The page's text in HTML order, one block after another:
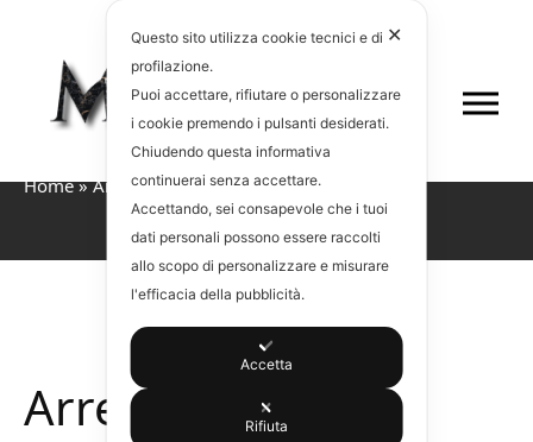
Home»Arredo bagno
Arredo bagno
✕
Questo sito utilizza cookie tecnici e di
profilazione.
Puoi accettare, rifiutare o personalizzare
i cookie premendo i pulsanti desiderati.
Chiudendo questa informativa
continuerai senza accettare.
Accettando, sei consapevole che i tuoi
dati personali possono essere raccolti
allo scopo di personalizzare e misurare
l'efficacia della pubblicità.
Accetta
Rifiuta